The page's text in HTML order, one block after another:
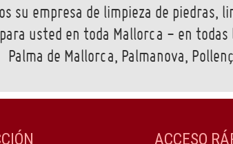
su empresa de limpieza de piedras,
usted en toda Mallorca - en
Palma de Mallorca, Palmanova,
ACCESO